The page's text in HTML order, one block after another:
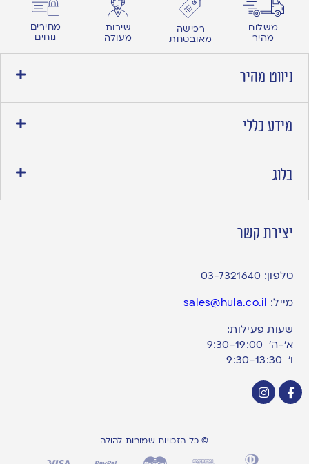
משלוח
מהיר
רכישה
מאובטחת
שירות
מעולה
מחירים
נוחים
ניווט מהיר
מידע כללי
בלוג
יצירת קשר
טלפון: 03-7321640
מייל: sales@hula.co.il
שעות פעילות:
א’-ה’ 9:30-19:00
ו׳ 9:30-13:30
© כל הזכויות שמורות להולה